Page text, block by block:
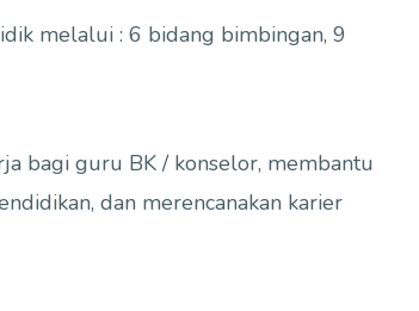
melalui : 6 bidang bimbingan, 9
bagi guru BK / konselor, membantu
dan merencanakan karier